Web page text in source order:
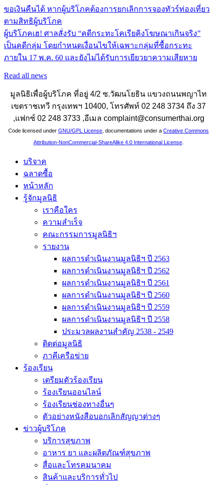
ขอเงินคืนได้ หากผู้บริโภคต้องการยกเลิกการจองทัวร์ท่องเที่ยว
ตามสิทธิผู้บริโภค
ผู้บริโภคเฮ! ศาลสั่งรับ “คดีกระทะโคเรียคิงโฆษณาเกินจริง”
เป็นคดีกลุ่ม โดยกำหนดเงื่อนไขให้เฉพาะกลุ่มที่ซื้อกระทะ
ภายใน 17 พ.ค. 60 และยังไม่ได้รับการเยียวยาความเสียหาย
Read all news
มูลนิธิเพื่อผู้บริโภค ที่อยู่ 4/2 ซ.วัฒนโยธิน แขวงถนนพญาไท
เขตราชเทวี กรุงเทพฯ 10400, โทรศัพท์ 02 248 3734 ถึง 37
,แฟกซ์ 02 248 3733 ,อีเมล complaint@consumerthai.org
Code licensed under GNU/GPL License, documentations under a Creative Commons
Attribution-NonCommercial-ShareAlike 4.0 International License.
บริจาค
ฉลาดซื้อ
หน้าหลัก
รู้จักมูลนิธิ
เราคือใคร
ความสำเร็จ
คณะกรรมการมูลนิธิฯ
รายงาน
ผลการดำเนินงานมูลนิธิฯ ปี 2563
ผลการดำเนินงานมูลนิธิฯ ปี 2562
ผลการดำเนินงานมูลนิธิฯ ปี 2561
ผลการดำเนินงานมูลนิธิฯ ปี 2560
ผลการดำเนินงานมูลนิธิฯ ปี 2559
ผลการดำเนินงานมูลนิธิฯ ปี 2558
ประมวลผลงานสำคัญ 2538 - 2549
ติดต่อมูลนิธิ
ภาคีเครือข่าย
ร้องเรียน
เตรียมตัวร้องเรียน
ร้องเรียนออนไลน์
ร้องเรียนช่องทางอื่นๆ
ตัวอย่างหนังสือบอกเลิกสัญญาต่างๆ
ข่าวผู้บริโภค
บริการสุขภาพ
อาหาร ยา และผลิตภัณฑ์สุขภาพ
สื่อและโทรคมนาคม
สินค้าและบริการทั่วไป